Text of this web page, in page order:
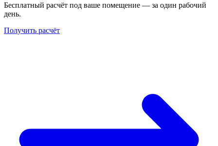
Бесплатный расчёт под ваше помещение — за один рабочий
день.
Получить расчёт